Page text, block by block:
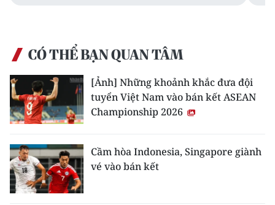
CÓ THỂ BẠN QUAN TÂM
[Ảnh] Những khoảnh khắc đưa đội
tuyển Việt Nam vào bán kết ASEAN
Championship 2026
Cầm hòa Indonesia, Singapore giành
vé vào bán kết